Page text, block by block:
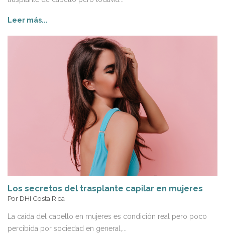
Leer más...
Los secretos del trasplante capilar en mujeres
Por DHI Costa Rica
La caída del cabello en mujeres es condición real pero poco
percibida por sociedad en general,...